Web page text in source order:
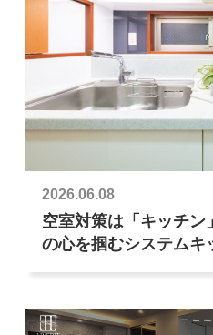
2026.06.08
空室対策は「キッチン
の心を掴むシステムキ